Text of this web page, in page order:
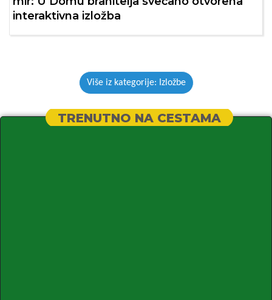
interaktivna izložba
Više iz kategorije: Izložbe
TRENUTNO NA CESTAMA